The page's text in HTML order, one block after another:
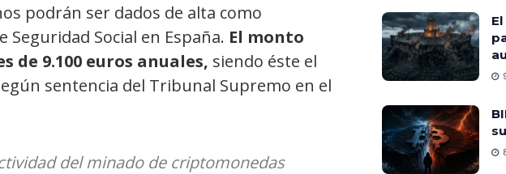
podrán ser dados de alta como
Social en España. El monto
de 9.100 euros anuales, siendo éste el
sentencia del Tribunal Supremo en el
del minado de criptomonedas